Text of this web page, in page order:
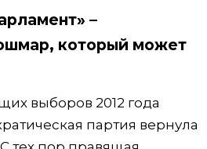
–
который может
выборов 2012 года
партия вернула